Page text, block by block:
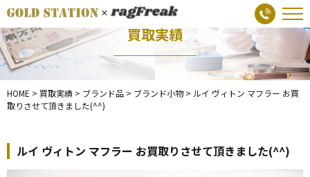
買取実績
HOME > 買取実績 > ブランド品 > ブランド小物> ルイ ヴィトン マフラー お買
取りさせて頂きました(^^)
ルイ ヴィトン マフラー お買取りさせて頂きました(^^)